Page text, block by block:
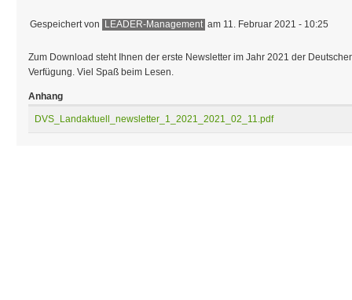
Gespeichert von LEADER-Management am 11. Februar 2021 - 10:25
Zum Download steht Ihnen der erste Newsletter im Jahr 2021 der
Verfügung. Viel Spaß beim Lesen.
Anhang
DVS_Landaktuell_newsletter_1_2021_2021_02_11.pdf